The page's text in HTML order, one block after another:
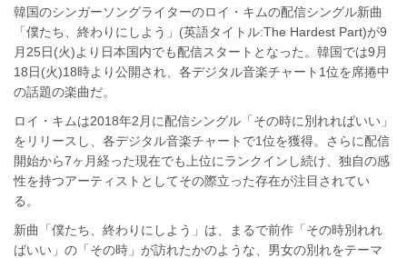
韓国のシンガーソングライターのロイ・キムの配信シングル新曲
「僕たち、終わりにしよう」(英語タイトル:The Hardest Part)が9
月25日(火)より日本国内でも配信スタートとなった。韓国では9月
18日(火)18時より公開され、各デジタル音楽チャート1位を席捲中
の話題の楽曲だ。
ロイ・キムは2018年2月に配信シングル「その時に別れればいい」
をリリースし、各デジタル音楽チャートで1位を獲得。さらに配信
開始から7ヶ月経った現在でも上位にランクインし続け、独自の感
性を持つアーティストとしてその際立った存在が注目されてい
る。
新曲「僕たち、終わりにしよう」は、まるで前作「その時別れれ
ばいい」の「その時」が訪れたかのような、男女の別れをテーマ